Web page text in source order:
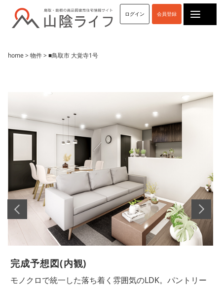
ログイン 会員登録
home>物件> ■鳥取市 大覚寺1号
完成予想図(内観)
3つ並んだペンダントライトやLDK全体をモダンに表現